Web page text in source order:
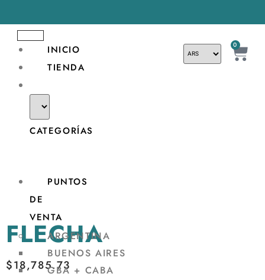
INICIO
TIENDA
PUNTOS
DE
VENTA
ARGENTINA
BUENOS AIRES
GBA + CABA
0
FLECHA
$18,785.73